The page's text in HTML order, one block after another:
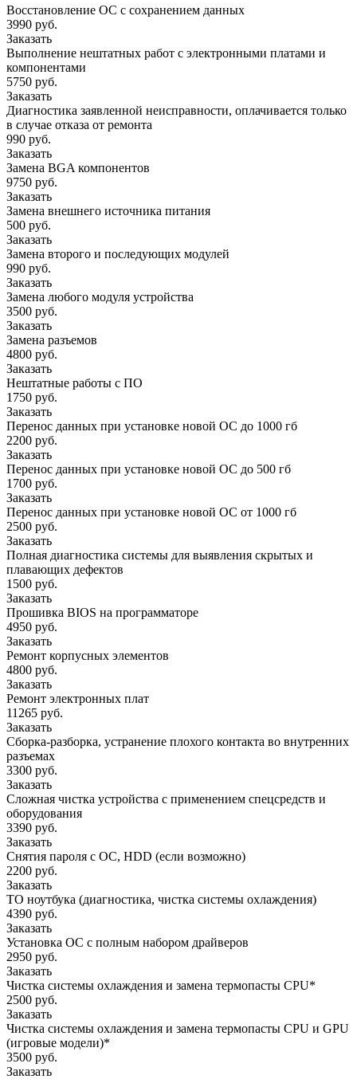
Восстановление ОС с сохранением данных
3990 руб.
Заказать
Выполнение нештатных работ с электронными платами и
компонентами
5750 руб.
Заказать
Диагностика заявленной неисправности, оплачивается только
в случае отказа от ремонта
990 руб.
Заказать
Замена BGA компонентов
9750 руб.
Заказать
Замена внешнего источника питания
500 руб.
Заказать
Замена второго и последующих модулей
990 руб.
Заказать
Замена любого модуля устройства
3500 руб.
Заказать
Замена разъемов
4800 руб.
Заказать
Нештатные работы с ПО
1750 руб.
Заказать
Перенос данных при установке новой ОС до 1000 гб
2200 руб.
Заказать
Перенос данных при установке новой ОС до 500 гб
1700 руб.
Заказать
Перенос данных при установке новой ОС от 1000 гб
2500 руб.
Заказать
Полная диагностика системы для выявления скрытых и
плавающих дефектов
1500 руб.
Заказать
Прошивка BIOS на программаторе
4950 руб.
Заказать
Ремонт корпусных элементов
4800 руб.
Заказать
Ремонт электронных плат
11265 руб.
Заказать
Сборка-разборка, устранение плохого контакта во внутренних
разъемах
3300 руб.
Заказать
Сложная чистка устройства с применением спецсредств и
оборудования
3390 руб.
Заказать
Снятия пароля с OC, HDD (если возможно)
2200 руб.
Заказать
ТО ноутбука (диагностика, чистка системы охлаждения)
4390 руб.
Заказать
Установка ОС с полным набором драйверов
2950 руб.
Заказать
Чистка системы охлаждения и замена термопасты CPU*
2500 руб.
Заказать
Чистка системы охлаждения и замена термопасты CPU и GPU
(игровые модели)*
3500 руб.
Заказать